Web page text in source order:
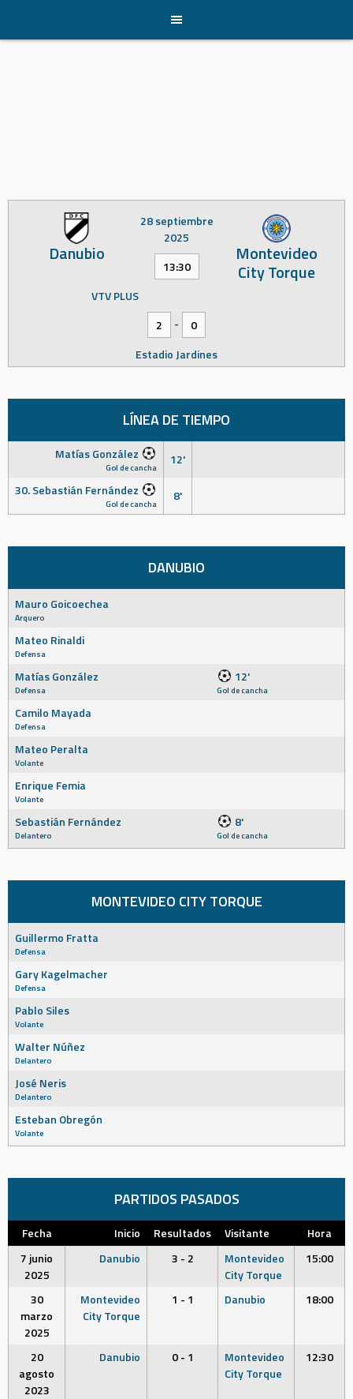
content
Danubio Montevideo
City Torque
28 septiembre
2025
13:30
VTV PLUS
2
-
0
Estadio Jardines
LÍNEA DE TIEMPO
Matías González
Gol de cancha
12'
30. Sebastián Fernández
Gol de cancha 8'
DANUBIO
Mauro Goicoechea
Arquero
Mateo Rinaldi
Defensa
Matías González
Defensa
12'
Gol de cancha
Camilo Mayada
Defensa
Mateo Peralta
Volante
Enrique Femia
Volante
Sebastián Fernández
Delantero
8'
Gol de cancha
MONTEVIDEO CITY TORQUE
Guillermo Fratta
Defensa
Gary Kagelmacher
Defensa
Pablo Siles
Volante
Walter Núñez
Delantero
José Neris
Delantero
Esteban Obregón
Volante
PARTIDOS PASADOS
Fecha Inicio Resultados Visitante
Hora
7 junio
2025
Danubio 3 - 2
Montevideo
City Torque
15:00
30
marzo
2025
Montevideo
City Torque
1 - 1 Danubio 18:00
20
agosto
2023
Danubio 0 - 1
Montevideo
City Torque
12:30